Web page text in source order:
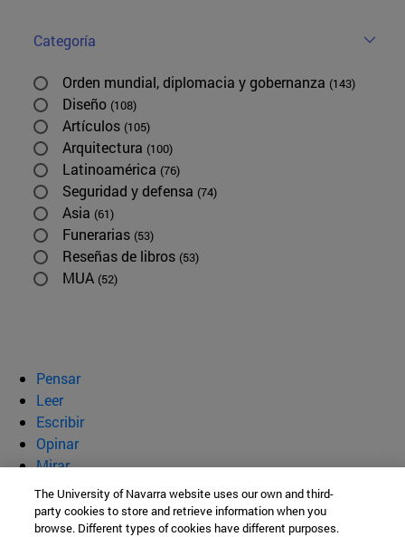
Categoría
Orden mundial, diplomacia y gobernanza (143)
Diseño (108)
Artículos (105)
Arquitectura (100)
Latinoamérica (76)
Seguridad y defensa (74)
Asia (61)
Funerarias (53)
Reseñas de libros (53)
MUA (52)
Pensar
Leer
Escribir
Opinar
Mirar
Quiénes somos
BeBrave
The University of Navarra website uses our own and third-
party cookies to store and retrieve information when you
browse. Different types of cookies have different purposes.